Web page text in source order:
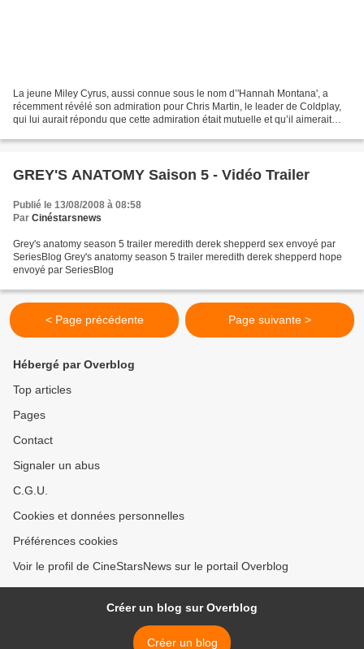
La jeune Miley Cyrus, aussi connue sous le nom d’'Hannah Montana', a
récemment révélé son admiration pour Chris Martin, le leader de Coldplay,
qui lui aurait répondu que cette admiration était mutuelle et qu’il aimerait
GREY'S ANATOMY Saison 5 - Vidéo Trailer
Publié le 13/08/2008 à 08:58
Par Cinéstarsnews
Grey's anatomy season 5 trailer meredith derek shepperd sex envoyé par
SeriesBlog Grey's anatomy season 5 trailer meredith derek shepperd hope
envoyé par SeriesBlog
< Page précédente Page suivante >
Hébergé par Overblog
Top articles
Pages
Contact
Signaler un abus
C.G.U.
Cookies et données personnelles
Préférences cookies
Voir le profil de CineStarsNews sur le portail Overblog
Créer un blog sur Overblog
Créer un blog